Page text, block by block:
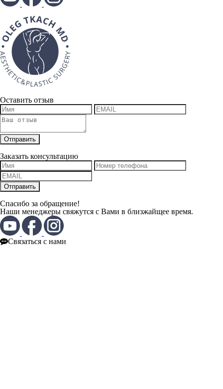
Оставить отзыв
Заказать консультацию
Спасибо за обращение!
Наши менеджеры свяжутся с Вами в близжайщее время.
Связаться с нами